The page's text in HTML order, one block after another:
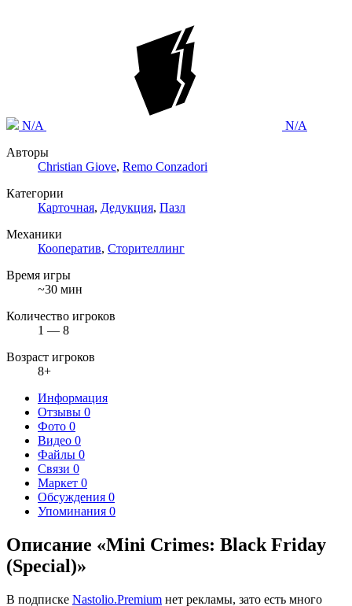
N/A
N/A
Авторы
Christian Giove, Remo Conzadori
Категории
Карточная, Дедукция, Пазл
Механики
Кооператив, Сторителлинг
Время игры
~30 мин
Количество игроков
1 — 8
Возраст игроков
8+
Информация
Отзывы 0
Фото 0
Видео 0
Файлы 0
Связи 0
Маркет 0
Обсуждения 0
Упоминания 0
Описание «Mini Crimes: Black Friday
(Special)»
В подписке Nastolio.Premium нет рекламы, зато есть много